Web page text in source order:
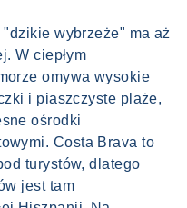
wybrzeże" ma aż
W ciepłym
omywa wysokie
i piaszczyste plaże,
ośrodki
Costa Brava to
turystów, dlatego
jest tam